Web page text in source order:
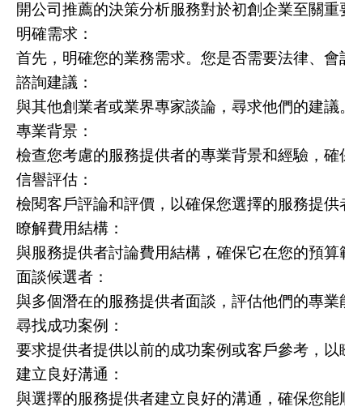
開公司推薦的決策分析服務對於初創企業至關
明確需求：
首先，明確您的業務需求。您是否需要法律、會
諮詢建議：
與其他創業者或業界專家談論，尋求他們的建
專業背景：
檢查您考慮的服務提供者的專業背景和經驗，確
信譽評估：
檢閱客戶評論和評價，以確保您選擇的服務提
瞭解費用結構：
與服務提供者討論費用結構，確保它在您的預算
面談候選者：
與多個潛在的服務提供者面談，評估他們的專業
尋找成功案例：
要求提供者提供以前的成功案例或客戶參考，以
建立良好溝通：
與選擇的服務提供者建立良好的溝通，確保您能